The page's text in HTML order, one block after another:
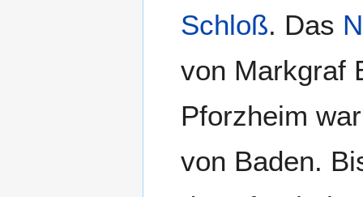
Schloß. Das
von Markgraf
Pforzheim
von Baden.